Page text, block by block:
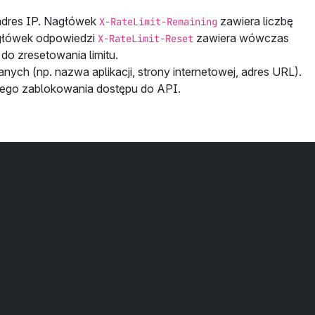
IP. Nagłówek X-RateLimit-Remaining zawiera liczbę
odpowiedzi X-RateLimit-Reset zawiera wówczas
zresetowania limitu.
(np. nazwa aplikacji, strony internetowej, adres URL).
zablokowania dostępu do API.